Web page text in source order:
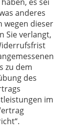
anderes
wegen dieser
Sie verlangt,
zu dem
des
im